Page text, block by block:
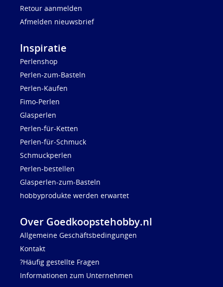
Retour aanmelden
Afmelden nieuwsbrief
Inspiratie
Perlenshop
Perlen-zum-Basteln
Perlen-Kaufen
Fimo-Perlen
Glasperlen
Perlen-für-Ketten
Perlen-für-Schmuck
Schmuckperlen
Perlen-bestellen
Glasperlen-zum-Basteln
hobbyprodukte werden erwartet
Over Goedkoopstehobby.nl
Allgemeine Geschäftsbedingungen
Kontakt
?Häufig gestellte Fragen
Informationen zum Unternehmen